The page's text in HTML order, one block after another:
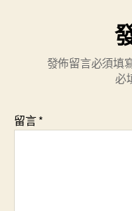
發佈留言必須填
必
留言*